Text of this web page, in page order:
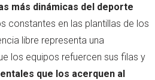
más dinámicas del deporte
constantes en las plantillas de los
libre representa una
los equipos refuercen sus filas y
que los acerquen al